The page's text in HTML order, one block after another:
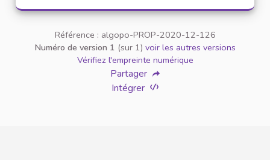
Référence : algopo-PROP-2020-12-126
Numéro de version 1 (sur 1) voir les autres versions
Vérifiez l'empreinte numérique
Partager
Intégrer